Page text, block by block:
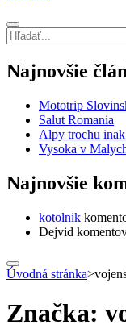
Hľadať:
Najnovšie
Mototrip
Salut Romania
Alpy trochu
Vysoka v
Najnovšie
kotolnik
Dejvid
Úvodná stránka>
Značka: